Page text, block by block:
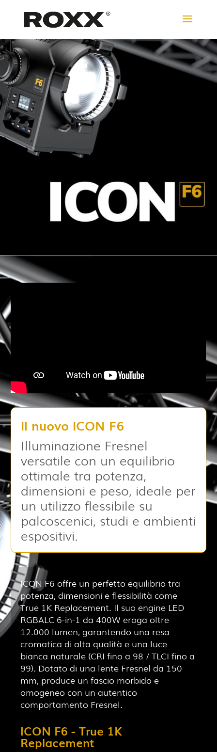
Il nuovo ICON F6
Illuminazione Fresnel
versatile con un equilibrio
ottimale tra potenza,
dimensioni e peso, ideale per
un utilizzo flessibile su
palcoscenici, studi e ambienti
espositivi.
ICON F6 offre un perfetto equilibrio tra
potenza, dimensioni e flessibilità come
True 1K Replacement. Il suo engine LED
RGBALC 6-in-1 da 400W eroga oltre
12.000 lumen, garantendo una resa
cromatica di alta qualità e una luce
bianca naturale (CRI fino a 98 / TLCI fino a
99). Dotato di una lente Fresnel da 150
mm, produce un fascio morbido e
omogeneo con un autentico
comportamento Fresnel.
ICON F6 - True 1K
Replacement